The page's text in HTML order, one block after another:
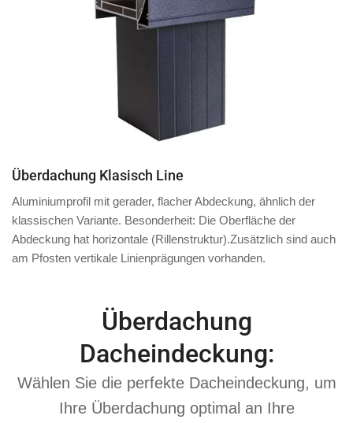
Überdachung Klasisch Line
Aluminiumprofil mit gerader, flacher Abdeckung, ähnlich der
klassischen Variante. Besonderheit: Die Oberfläche der
Abdeckung hat horizontale (Rillenstruktur).Zusätzlich sind auch
am Pfosten vertikale Linienprägungen vorhanden.
Überdachung
Dacheindeckung:
Wählen Sie die perfekte Dacheindeckung, um
Ihre Überdachung optimal an Ihre